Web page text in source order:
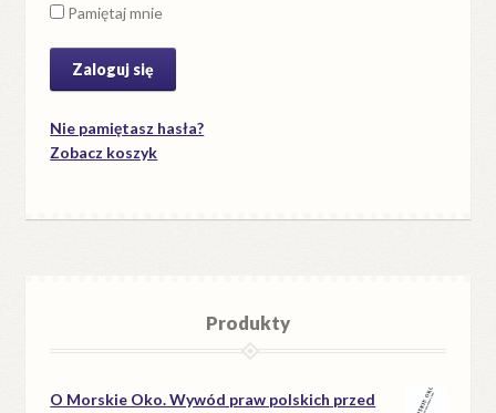
Pamiętaj mnie
Nie pamiętasz hasła?
Zobacz koszyk
Produkty
O Morskie Oko. Wywód praw polskich przed